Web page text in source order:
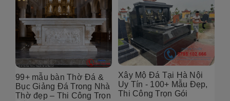
Xây Mộ Đá Tại Hà Nội
Uy Tín - 100+ Mẫu Đẹp,
Thi Công Trọn Gói
Địa chỉ thiết Kế Mộ Đá
Tại Hà Nội – 100+ Mẫu